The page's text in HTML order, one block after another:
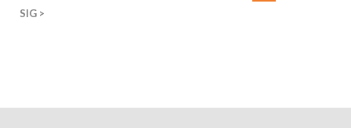
SIG >